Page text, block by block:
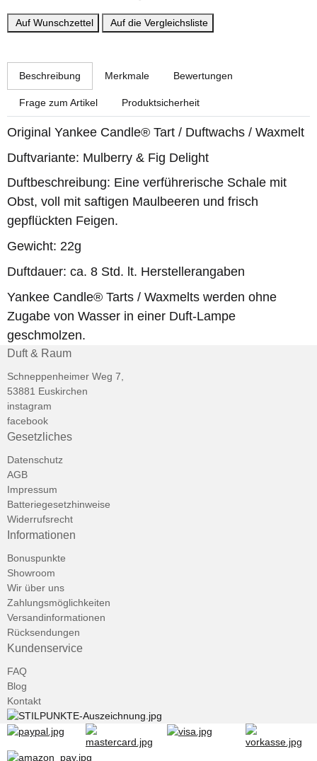
Auf Wunschzettel Auf die Vergleichsliste
Beschreibung Merkmale Bewertungen
Frage zum Artikel Produktsicherheit
Original Yankee Candle® Tart / Duftwachs / Waxmelt
Duftvariante: Mulberry & Fig Delight
Duftbeschreibung: Eine verführerische Schale mit
Obst, voll mit saftigen Maulbeeren und frisch
gepflückten Feigen.
Gewicht: 22g
Duftdauer: ca. 8 Std. lt. Herstellerangaben
Yankee Candle® Tarts / Waxmelts werden ohne
Zugabe von Wasser in einer Duft-Lampe
geschmolzen.
Duft & Raum
Schneppenheimer Weg 7,
53881 Euskirchen
instagram
facebook
Gesetzliches
Datenschutz
AGB
Impressum
Batteriegesetzhinweise
Widerrufsrecht
Informationen
Bonuspunkte
Showroom
Wir über uns
Zahlungsmöglichkeiten
Versandinformationen
Rücksendungen
Kundenservice
FAQ
Blog
Kontakt